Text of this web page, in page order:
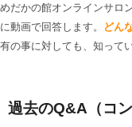
めだかの館オンラインサロ
に動画で回答します。
どん
有の事に対しても、知って
過去のQ&A（コ